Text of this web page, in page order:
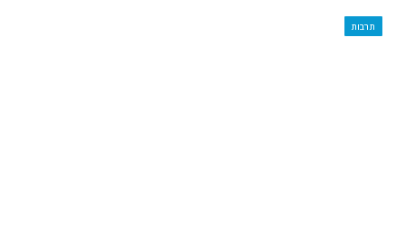
תרבות